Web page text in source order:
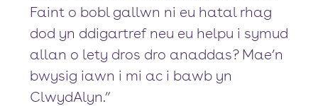
Faint o bobl gallwn ni eu hatal rhag
dod yn ddigartref neu eu helpu i symud
allan o lety dros dro anaddas? Mae’n
bwysig iawn i mi ac i bawb yn
ClwydAlyn.”